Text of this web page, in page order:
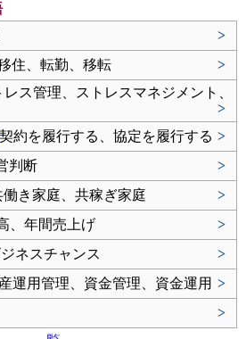
>
住、転勤、移転
>
レス管理、ストレスマネジメント、
>
契約を履行する、協定を履行する >
判断
>
働き家庭、共稼ぎ家庭
>
、年間売上げ
>
ネスチャンス
>
運用管理、資金管理、資金運用 >
>